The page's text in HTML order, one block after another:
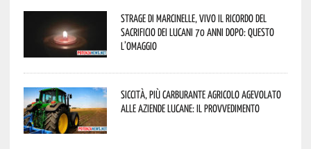
Strage di Marcinelle, vivo il ricordo del
sacrificio dei lucani 70 anni dopo: questo
l’omaggio
Siccità, più carburante agricolo agevolato
alle aziende lucane: il provvedimento